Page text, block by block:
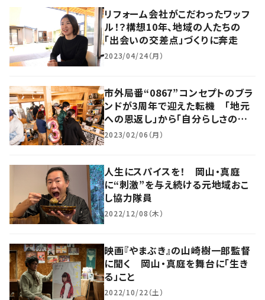
リフォーム会社がこだわったワッフ
ル！？構想10年、地域の人たちの
「出会いの交差点」づくりに奔走
2023/04/24（月）
市外局番“0867”コンセプトのブラ
ンドが3周年で迎えた転機 「地元
への恩返し」から「自分らしさの追
求」へ
2023/02/06（月）
人生にスパイスを！ 岡山・真庭
に“刺激”を与え続ける元地域おこ
し協力隊員
2022/12/08（木）
映画『やまぶき』の山崎樹一郎監督
に聞く 岡山・真庭を舞台に「生き
る」こと
2022/10/22（土）